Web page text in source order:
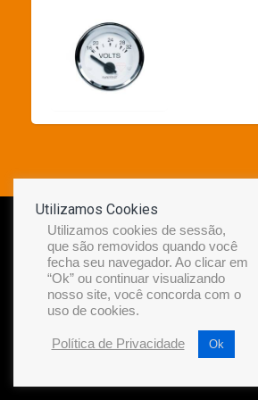
Desenvolvido por Diamond
Utilizamos Cookies
Utilizamos cookies de sessão,
que são removidos quando você
fecha seu navegador. Ao clicar em
“Ok” ou continuar visualizando
nosso site, você concorda com o
uso de cookies.
Política de Privacidade Ok